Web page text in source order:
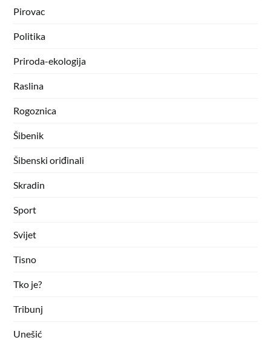
Pirovac
Politika
Priroda-ekologija
Raslina
Rogoznica
Šibenik
Šibenski oriđinali
Skradin
Sport
Svijet
Tisno
Tko je?
Tribunj
Unešić